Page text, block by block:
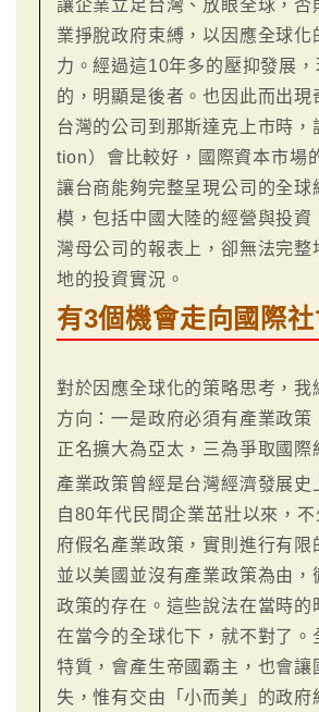
讓企業立足台灣、放眼全球，否
業掙脫政府束縛，以因應全球化
力。經過這10年多的壓抑發展，
的，明顯是後者。也因此而出現
台灣的公司到那斯達克上市時
tion）會比較好，國際資本市場
讓台商能夠完整呈現公司的全球
模，包括中國大陸的經營與投資
灣母公司的報表上，卻無法完整
地的投資實況。
有3個機會走向國際
對於因應全球化的策略思考，我
方向：一是政府必須有產業政策
正名擴大為亞太，三為爭取國際
產業政策曾經是台灣經濟發展史
自80年代民間企業茁壯以來，
府假名產業政策，實則進行有限
並以美國並沒有產業政策為由，
政策的存在。這些說法在當時的
在當今的全球化下，就不對了。
特質，會產生帝國霸主，也會讓
失，惟有交由「小而美」的政府